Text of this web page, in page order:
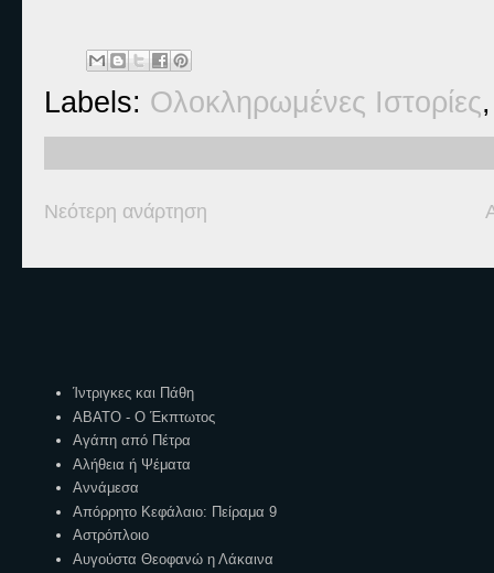
Labels: Ολοκληρωμένες Ιστορίες
Νεότερη ανάρτηση
Ίντριγκες και Πάθη
ΑΒΑΤΟ - Ο Έκπτωτος
Αγάπη από Πέτρα
Αλήθεια ή Ψέματα
Αννάμεσα
Απόρρητο Κεφάλαιο: Πείραμα 9
Αστρόπλοιο
Αυγούστα Θεοφανώ η Λάκαινα